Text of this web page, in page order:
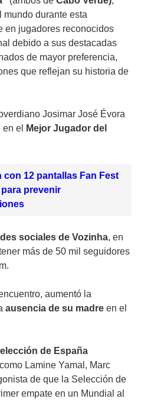
mundo durante esta
en jugadores reconocidos
debido a sus destacadas
de mayor preferencia,
que reflejan su historia de
Josimar José Évora
en el
Mejor Jugador del
con 12 pantallas Fan Fest
prevenir
sociales de Vozinha, en
más de 50 mil seguidores
aumentó la
ausencia de su madre en el
de España
como Lamine Yamal, Marc
de que la Selección de
empate en un Mundial al